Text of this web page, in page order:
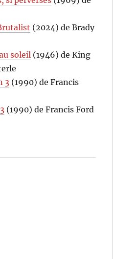
(2024) de Brady
soleil (1946) de King
3 (1990) de Francis
(1990) de Francis Ford